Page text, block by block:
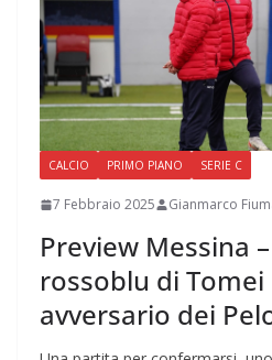
CALCIO PRIMO PIANO SERIE C
7 Febbraio 2025 Gianmarco
Preview Messina
rossoblu di
avversario dei